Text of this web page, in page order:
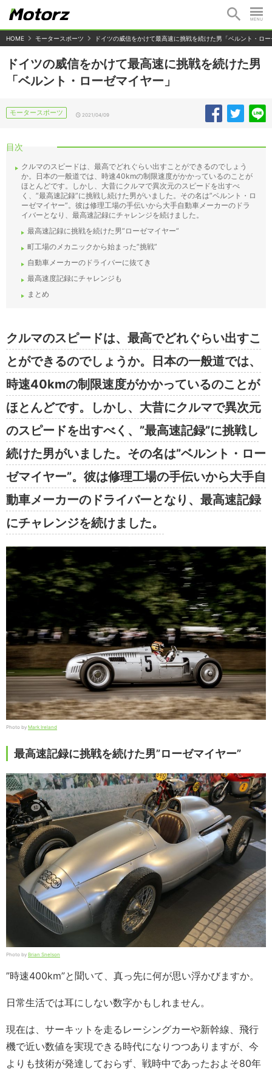
HOME モータースポーツ ドイツの威信をかけて最高速に挑戦を続けた男「ベルント・ロ
ドイツの威信をかけて最高速に挑戦を続けた男
「ベルント・ローゼマイヤー」
モータースポーツ 2021/04/09
目次
クルマのスピードは、最高でどれぐらい出すことができるのでしょう
か。日本の一般道では、時速40kmの制限速度がかかっているのことが
ほとんどです。しかし、大昔にクルマで異次元のスピードを出すべ
く、”最高速記録”に挑戦し続けた男がいました。その名は”ベルント・ロ
ーゼマイヤー”。彼は修理工場の手伝いから大手自動車メーカーのドラ
イバーとなり、最高速記録にチャレンジを続けました。
最高速記録に挑戦を続けた男”ローゼマイヤー”
町工場のメカニックから始まった”挑戦”
自動車メーカーのドライバーに抜てき
最高速度記録にチャレンジも
まとめ
クルマのスピードは、最高でどれぐらい出すこ
とができるのでしょうか。日本の一般道では、
時速40kmの制限速度がかかっているのことが
ほとんどです。しかし、大昔にクルマで異次元
のスピードを出すべく、”最高速記録”に挑戦し
続けた男がいました。その名は”ベルント・ロー
ゼマイヤー”。彼は修理工場の手伝いから大手自
動車メーカーのドライバーとなり、最高速記録
にチャレンジを続けました。
Photo by Mark Ireland
最高速記録に挑戦を続けた男”ローゼマイヤー”
Photo by Brian Snelson
”時速400km”と聞いて、真っ先に何が思い浮かびますか。
日常生活では耳にしない数字かもしれません。
現在は、サーキットを走るレーシングカーや新幹線、飛行
機で近い数値を実現できる時代になりつつありますが、今
よりも技術が発達しておらず、戦時中であったおよそ80年